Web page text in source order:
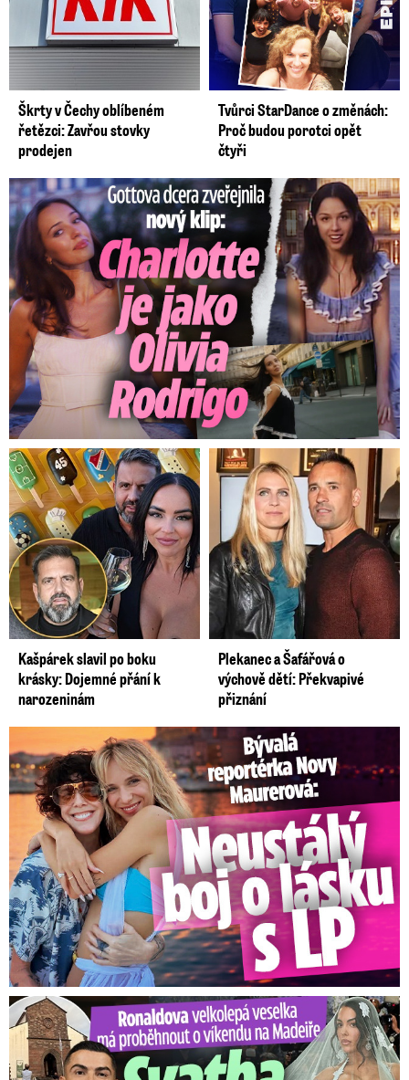
Škrty v Čechy oblíbeném
řetězci: Zavřou stovky
prodejen
Tvůrci StarDance o změnách:
Proč budou porotci opět
čtyři
Gottova dcera zveřejnila nový klip: Je jako Olivie Rodrigo!
Kašpárek slavil po boku
krásky: Dojemné přání k
narozeninám
Plekanec a Šafářová o
výchově dětí: Překvapivé
přiznání
Bývalá reportérka Novy Maurerová: Neustálý boj o lásku s ...
Ronaldova velkolepá veselka na Madeiře: Svatba plná zákazů!